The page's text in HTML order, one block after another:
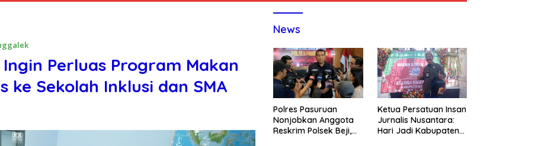
Perluas Program Makan
ke Sekolah Inklusi dan SMA
News
Polres Pasuruan
Nonjobkan Anggota
Reskrim Polsek Beji,
Ketua Persatuan Insan
Jurnalis Nusantara:
Hari Jadi Kabupaten